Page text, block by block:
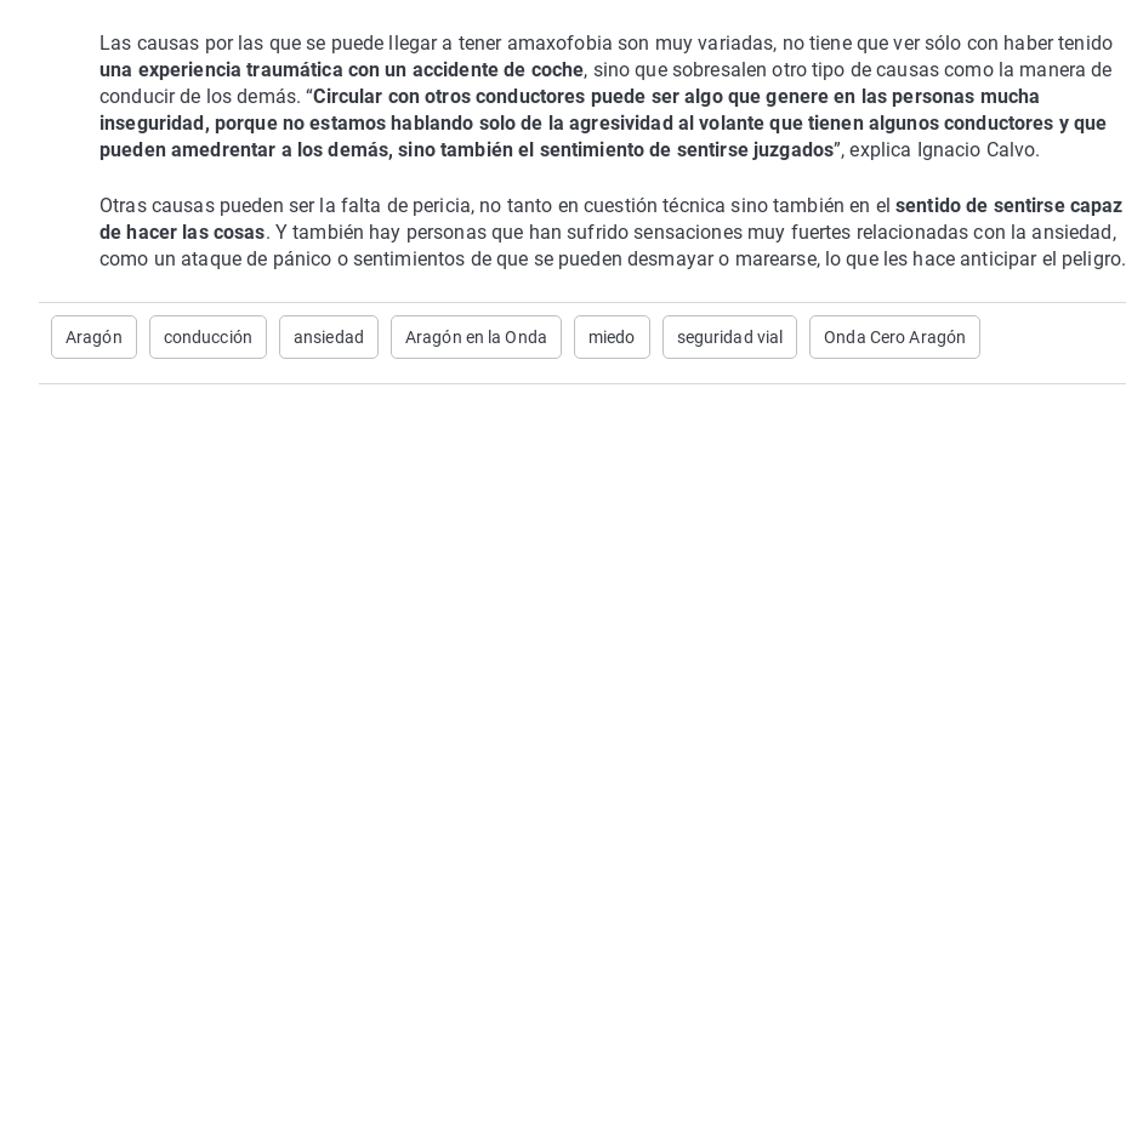
Las causas por las que se puede llegar a tener amaxofobia son muy variadas, no tiene que ver sólo con haber tenido
una experiencia traumática con un accidente de coche, sino que sobresalen otro tipo de causas como la manera de
conducir de los demás. “Circular con otros conductores puede ser algo que genere en las personas mucha
inseguridad, porque no estamos hablando solo de la agresividad al volante que tienen algunos conductores y que
pueden amedrentar a los demás, sino también el sentimiento de sentirse juzgados”, explica Ignacio Calvo.
Otras causas pueden ser la falta de pericia, no tanto en cuestión técnica sino también en el sentido de sentirse capaz
de hacer las cosas. Y también hay personas que han sufrido sensaciones muy fuertes relacionadas con la ansiedad,
como un ataque de pánico o sentimientos de que se pueden desmayar o marearse, lo que les hace anticipar el peligro.
Aragón conducción ansiedad Aragón en la Onda miedo seguridad vial Onda Cero Aragón